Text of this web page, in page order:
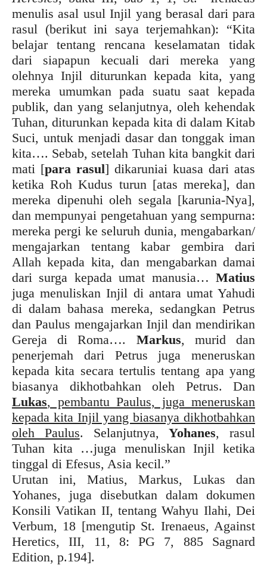
menulis asal usul Injil yang berasal dari para
rasul (berikut ini saya terjemahkan): “Kita
belajar tentang rencana keselamatan tidak
dari siapapun kecuali dari mereka yang
olehnya Injil diturunkan kepada kita, yang
mereka umumkan pada suatu saat kepada
publik, dan yang selanjutnya, oleh kehendak
Tuhan, diturunkan kepada kita di dalam Kitab
Suci, untuk menjadi dasar dan tonggak iman
kita…. Sebab, setelah Tuhan kita bangkit dari
mati [para rasul] dikaruniai kuasa dari atas
ketika Roh Kudus turun [atas mereka], dan
mereka dipenuhi oleh segala [karunia-Nya],
dan mempunyai pengetahuan yang sempurna:
mereka pergi ke seluruh dunia, mengabarkan/
mengajarkan tentang kabar gembira dari
Allah kepada kita, dan mengabarkan damai
dari surga kepada umat manusia… Matius
juga menuliskan Injil di antara umat Yahudi
di dalam bahasa mereka, sedangkan Petrus
dan Paulus mengajarkan Injil dan mendirikan
Gereja di Roma…. Markus, murid dan
penerjemah dari Petrus juga meneruskan
kepada kita secara tertulis tentang apa yang
biasanya dikhotbahkan oleh Petrus. Dan
Lukas, pembantu Paulus, juga meneruskan
kepada kita Injil yang biasanya dikhotbahkan
oleh Paulus. Selanjutnya,Yohanes, rasul
Tuhan kita …juga menuliskan Injil ketika
tinggal di Efesus, Asia kecil.”
Urutan ini, Matius, Markus, Lukas dan
Yohanes, juga disebutkan dalam dokumen
Konsili Vatikan II, tentang Wahyu Ilahi, Dei
Verbum, 18 [mengutip St. Irenaeus, Against
Heretics, III, 11, 8: PG 7, 885 Sagnard
Edition, p.194].